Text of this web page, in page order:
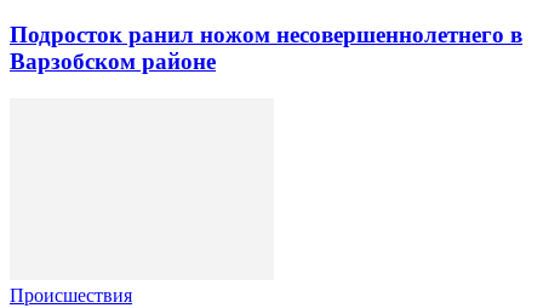
Подросток ранил ножом несовершеннолетнего в
Варзобском районе
Происшествия